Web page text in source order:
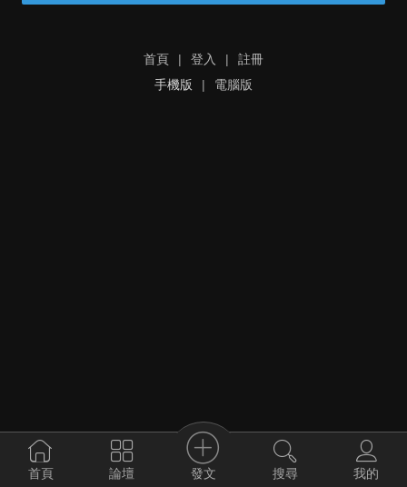
首頁 | 登入 |
註冊
手機版
| 電腦版
首頁 論壇 發文 搜尋 我的